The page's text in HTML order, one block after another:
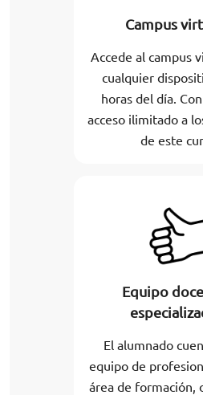
Campus
Accede al campus
cualquier
horas del día.
acceso ilimitado a
de este
Equipo
El alumnado
equipo de
área de formación,